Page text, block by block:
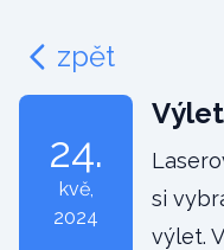
zpět
24.
kvě,
2024
si
výlet.